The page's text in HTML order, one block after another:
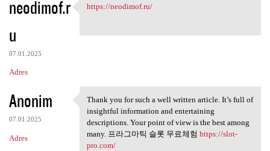
neodimof.r
u
07.01.2025
Adres
https://neodimof.ru/
https://neodimof.ru/
Anonim
07.01.2025
Adres
Thank you for such a well
Thank you for such a well written article. It’s full of
insightful information and entertaining
descriptions. Your point of view is the best among
many. 프라그마틱 슬롯 무료체험 https://slot-
pro.com/